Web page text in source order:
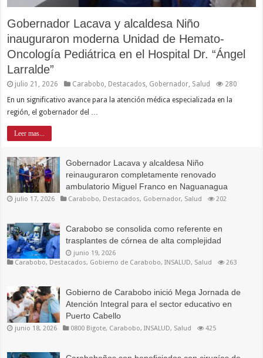
Gobernador Lacava y alcaldesa Niño
inauguraron moderna Unidad de Hemato-
Oncología Pediátrica en el Hospital Dr. “Ángel
Larralde”
julio 21, 2026 Carabobo, Destacados, Gobernador, Salud
280
En un significativo avance para la atención médica especializada en la
región, el gobernador del …
Leer mas...
Gobernador Lacava y alcaldesa Niño
reinauguraron completamente renovado
ambulatorio Miguel Franco en Naguanagua
julio 17, 2026 Carabobo, Destacados, Gobernador, Salud 202
Carabobo se consolida como referente en
trasplantes de córnea de alta complejidad
junio 19, 2026
Carabobo, Destacados, Gobierno de Carabobo,INSALUD, Salud 263
Gobierno de Carabobo inició Mega Jornada de
Atención Integral para el sector educativo en
Puerto Cabello
junio 18, 2026 0800 Bigote, Carabobo,INSALUD, Salud 425